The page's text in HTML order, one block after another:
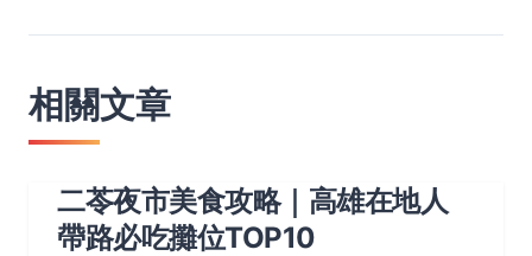
相關文章
二苓夜市美食攻略｜高雄在地人
帶路必吃攤位TOP10